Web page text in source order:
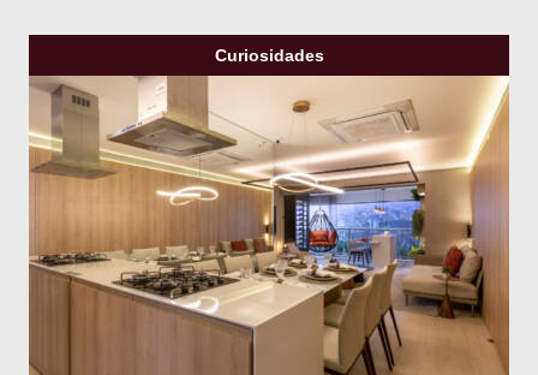
Curiosidades